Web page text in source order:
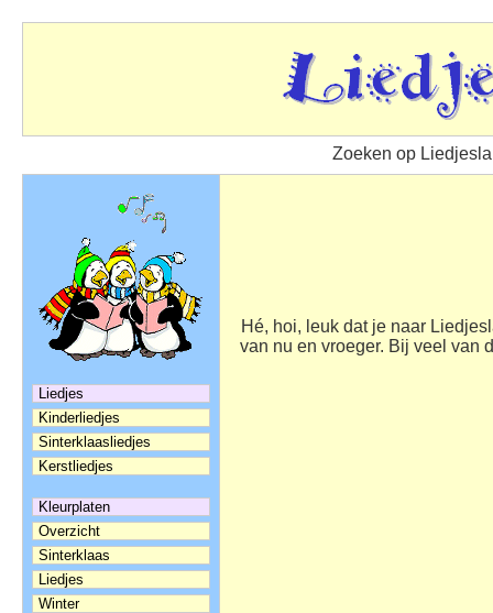
Liedjes
Kinderliedjes
Sinterklaasliedjes
Kerstliedjes
Kleurplaten
Overzicht
Sinterklaas
Liedjes
Winter
Hé, hoi, leuk dat je naar
van nu en vroeger. Bij veel van
Zoeken op